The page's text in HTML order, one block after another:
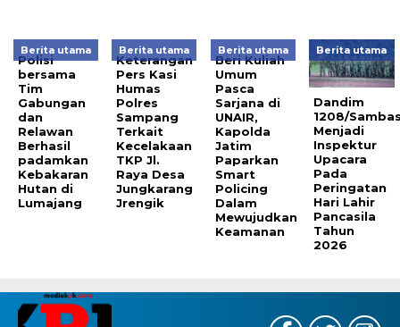
Berita utama
Polisi
bersama
Tim
Gabungan
dan
Relawan
Berhasil
padamkan
Kebakaran
Hutan di
Lumajang
Berita utama
Keterangan
Pers Kasi
Humas
Polres
Sampang
Terkait
Kecelakaan
TKP Jl.
Raya Desa
Jungkarang
Jrengik
Berita utama
Beri Kuliah
Umum
Pasca
Sarjana di
UNAIR,
Kapolda
Jatim
Paparkan
Smart
Policing
Dalam
Mewujudkan
Keamanan
Berita utama
Dandim
1208/
Menjadi
Inspektur
Upacara
Pada
Peringatan
Hari Lahir
Pancasila
Tahun
2026